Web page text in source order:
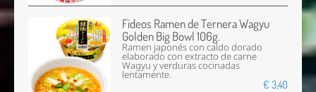
Fideos Ramen de Ternera Wagyu
Golden Big Bowl 106g.
Ramen japonés con caldo dorado
elaborado con extracto de carne
Wagyu y verduras cocinadas
lentamente.
€ 3,40